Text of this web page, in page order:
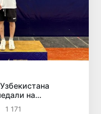
на
1 171